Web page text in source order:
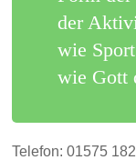
der
wie
wie Gott
Telefon: 01575